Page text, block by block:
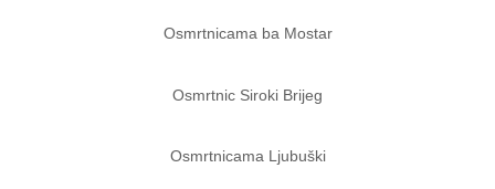
Osmrtnicama ba Mostar
Osmrtnic Siroki Brijeg
Osmrtnicama Ljubuški